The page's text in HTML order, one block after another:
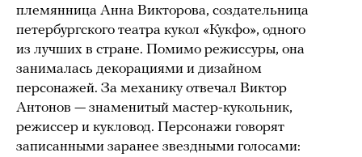
племянница Анна Викторова, создательница
петербургского театра кукол «Кукфо», одного
из лучших в стране. Помимо режиссуры, она
занималась декорациями и дизайном
персонажей. За механику отвечал Виктор
Антонов — знаменитый мастер-кукольник,
режиссер и кукловод. Персонажи говорят
записанными заранее звездными голосами: